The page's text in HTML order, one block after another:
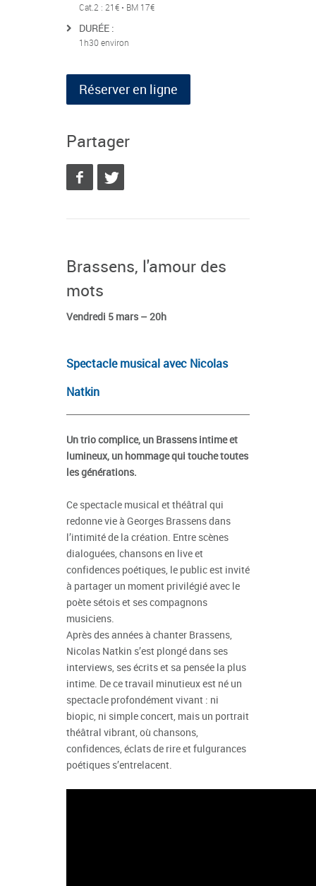
Cat.2 : 21€ • BM 17€
DURÉE :
1h30 environ
Réserver en ligne
Partager
Brassens, l'amour des
mots
Vendredi 5 mars – 20h
Spectacle musical avec Nicolas
Natkin
Un trio complice, un Brassens intime et
lumineux, un hommage qui touche toutes
les générations.
Ce spectacle musical et théâtral qui
redonne vie à Georges Brassens dans
l’intimité de la création. Entre scènes
dialoguées, chansons en live et
confidences poétiques, le public est invité
à partager un moment privilégié avec le
poète sétois et ses compagnons
musiciens.
Après des années à chanter Brassens,
Nicolas Natkin s’est plongé dans ses
interviews, ses écrits et sa pensée la plus
intime. De ce travail minutieux est né un
spectacle profondément vivant : ni
biopic, ni simple concert, mais un portrait
théâtral vibrant, où chansons,
confidences, éclats de rire et fulgurances
poétiques s’entrelacent.